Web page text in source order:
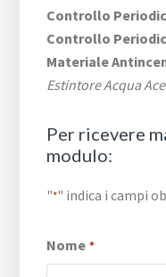
Controllo
Controllo
Materiale
Estintore Acqua
Per ricevere
modulo:
"*" indica i campi
Nome *